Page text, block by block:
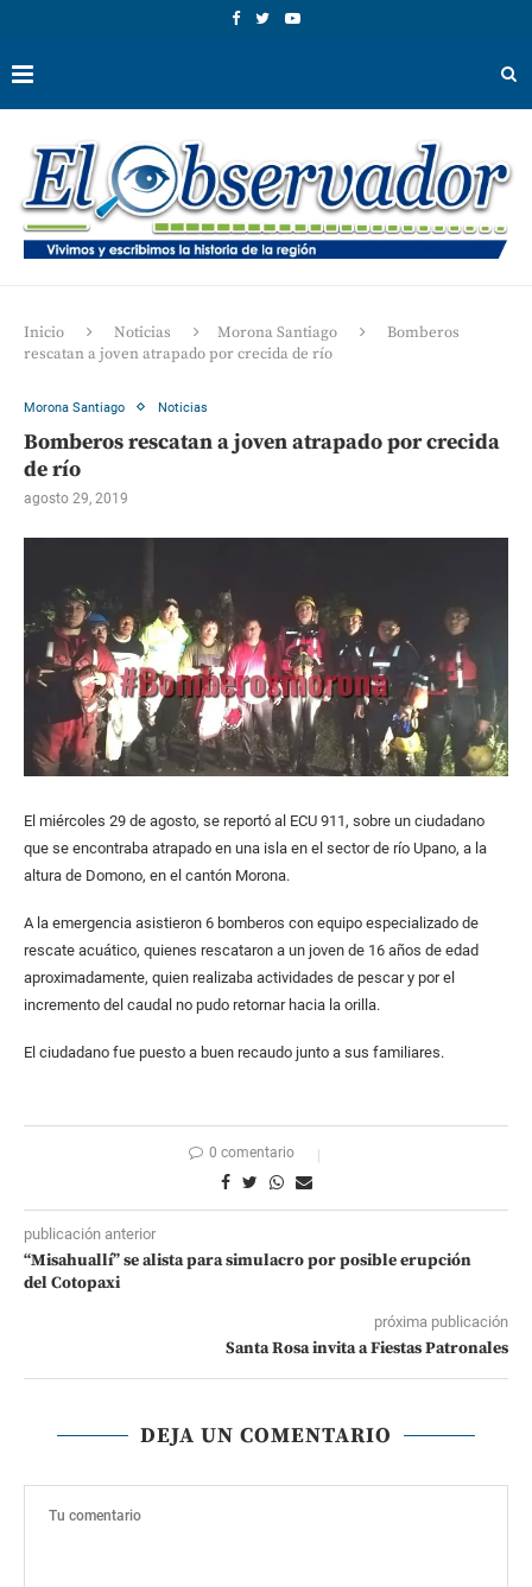
Inicio Noticias Morona Santiago
Bomberos
rescatan a joven atrapado por crecida de río
Morona Santiago Noticias
Bomberos rescatan a joven atrapado por crecida
de río
agosto 29, 2019
El miércoles 29 de agosto, se reportó al ECU 911, sobre un ciudadano
que se encontraba atrapado en una isla en el sector de río Upano, a la
altura de Domono, en el cantón Morona.
A la emergencia asistieron 6 bomberos con equipo especializado de
rescate acuático, quienes rescataron a un joven de 16 años de edad
aproximadamente, quien realizaba actividades de pescar y por el
incremento del caudal no pudo retornar hacia la orilla.
El ciudadano fue puesto a buen recaudo junto a sus familiares.
0 comentario
publicación anterior
“Misahuallí” se alista para simulacro por posible erupción
del Cotopaxi
próxima publicación
Santa Rosa invita a Fiestas Patronales
DEJA UN COMENTARIO